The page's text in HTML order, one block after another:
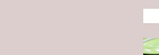
к